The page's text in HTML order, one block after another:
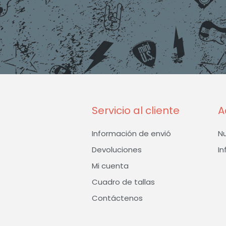
Servicio al cliente
Información de envió
Devoluciones
Mi cuenta
Cuadro de tallas
Contáctenos